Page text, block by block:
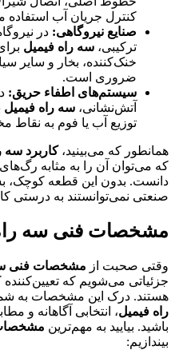
کنترل جریان آب
صنایع نیروگاهی: در
ترکیبی، سه راه فیمیل
خنک‌کننده، بخار و سایر
ضروری است.
سیستم‌های اطفاء حریق:
آتش‌نشانی، سه راه فیمیل
توزیع آب یا فوم به نقاط
همانطور که می‌بینید،کاربرد سه
که می‌توان آن را به مثابه
دانست. بدون این قطعه کوچک،
صنعتی نمی‌توانستند به درستی
مشخصات فنی سه
وقتی صحبت از مشخصات فنی
جزئیاتی می‌شویم که تعیین‌کننده
هستند. درک این مشخصات به
راه فیمیل، انتخابی آگاهانه و
باشید. بیایید به مهم‌ترین
بیندازیم: